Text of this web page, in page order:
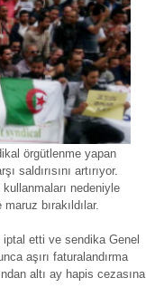
örgütlenme yapan
saldırısını artırıyor.
nedeniyle
bırakıldılar.
etti ve sendika Genel
aşırı faturalandırma
altı ay hapis cezasına